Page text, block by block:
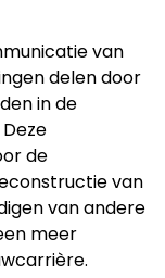
van
delen door
in de
de
van
van andere
meer